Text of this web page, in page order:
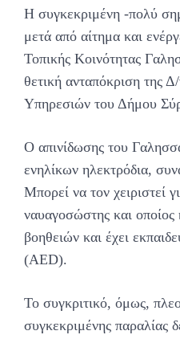
Η συγκεκριμένη -πολύ
μετά από αίτημα και
Τοπικής Κοινότητας
θετική ανταπόκριση της
Υπηρεσιών του Δήμου
Ο απινίδωσης του Γαλησσά
ενηλίκων ηλεκτρόδια,
Μπορεί να τον χειριστεί
ναυαγοσώστης και
βοηθειών και έχει
(AED).
Το συγκριτικό, όμως,
συγκεκριμένης παραλίας